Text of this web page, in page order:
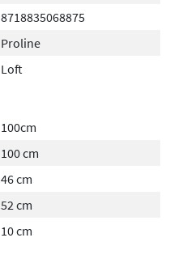
8718835068875
Proline
Loft
100cm
100 cm
46 cm
52 cm
10 cm